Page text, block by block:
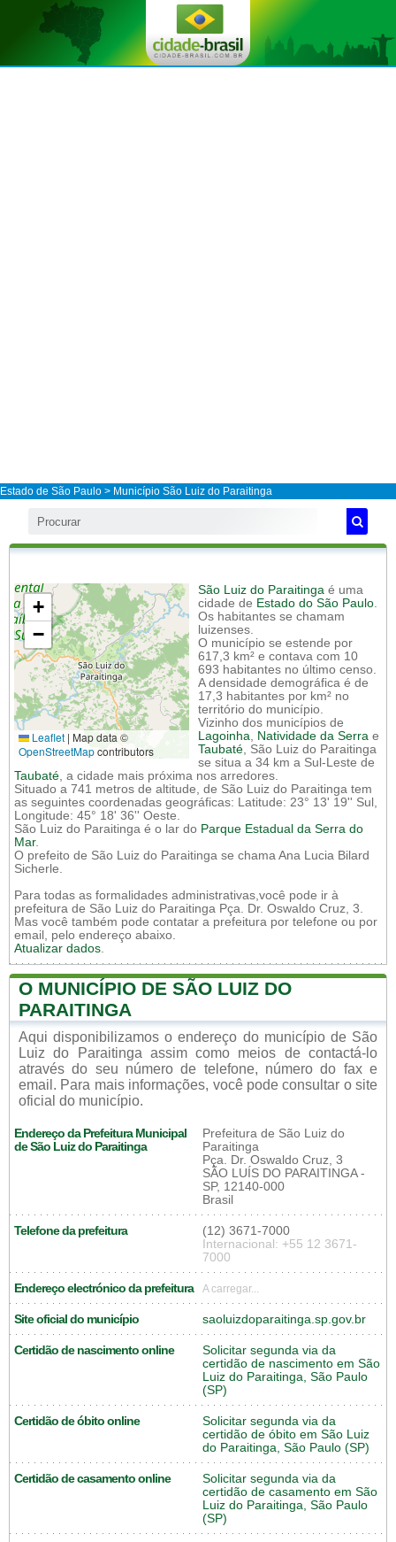
Estado de São Paulo > Município São Luiz do Paraitinga
+
−
Leaflet | Map data ©
OpenStreetMapcontributors
São Luiz do Paraitinga é uma
cidade de Estado do São Paulo.
Os habitantes se chamam
luizenses.
O município se estende por
617,3 km² e contava com 10
693 habitantes no último censo.
A densidade demográfica é de
17,3 habitantes por km² no
território do município.
Vizinho dos municípios de
Lagoinha, Natividade da Serra e
Taubaté, São Luiz do Paraitinga
se situa a 34 km a Sul-Leste de
Taubaté, a cidade mais próxima nos arredores.
Situado a 741 metros de altitude, de São Luiz do Paraitinga tem
as seguintes coordenadas geográficas: Latitude: 23° 13' 19'' Sul,
Longitude: 45° 18' 36'' Oeste.
São Luiz do Paraitinga é o lar do Parque Estadual da Serra do
Mar.
O prefeito de São Luiz do Paraitinga se chama Ana Lucia Bilard
Sicherle.
Para todas as formalidades administrativas,você pode ir à
prefeitura de São Luiz do Paraitinga Pça. Dr. Oswaldo Cruz, 3.
Mas você também pode contatar a prefeitura por telefone ou por
email, pelo endereço abaixo.
Atualizar dados.
O MUNICÍPIO DE SÃO LUIZ DO
PARAITINGA
Aqui disponibilizamos o endereço do município de São
Luiz do Paraitinga assim como meios de contactá-lo
através do seu número de telefone, número do fax e
email. Para mais informações, você pode consultar o site
oficial do município.
Endereço da Prefeitura Municipal
de São Luiz do Paraitinga
Prefeitura de São Luiz do
Paraitinga
Pça. Dr. Oswaldo Cruz, 3
SÃO LUÍS DO PARAITINGA -
SP, 12140-000
Brasil
Telefone da prefeitura
(12) 3671-7000
Internacional: +55 12 3671-
7000
Endereço electrónico da prefeitura A carregar...
Site oficial do município saoluizdoparaitinga.sp.gov.br
Certidão de nascimento online
Solicitar segunda via da
certidão de nascimento em São
Luiz do Paraitinga, São Paulo
(SP)
Certidão de óbito online
Solicitar segunda via da
certidão de óbito em São Luiz
do Paraitinga, São Paulo (SP)
Certidão de casamento online
Solicitar segunda via da
certidão de casamento em São
Luiz do Paraitinga, São Paulo
(SP)